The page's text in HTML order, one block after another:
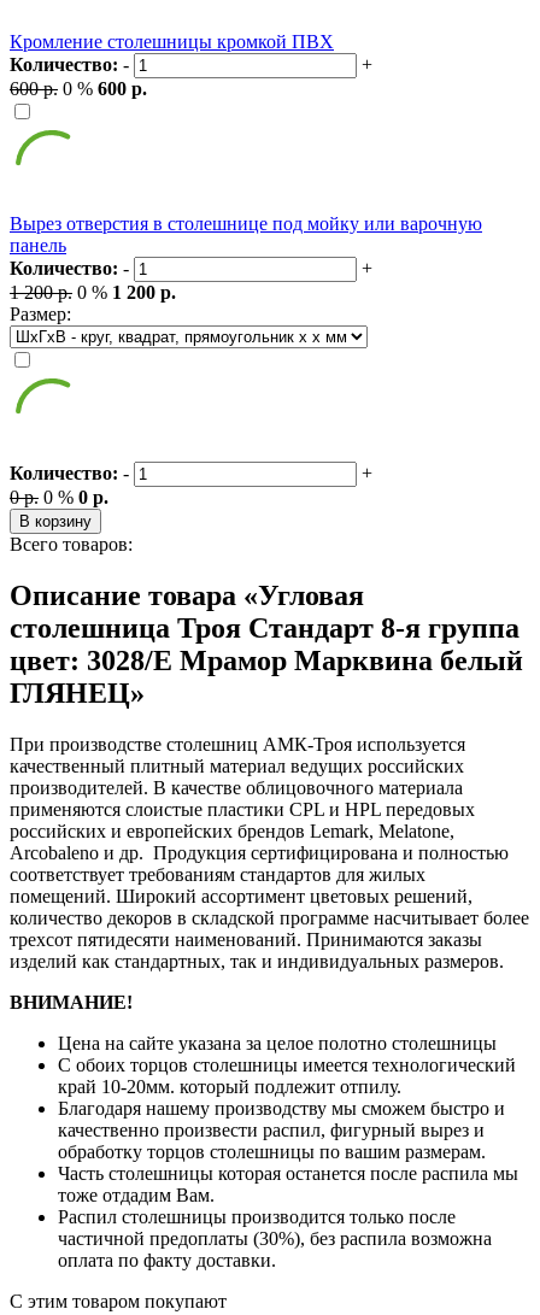
Кромление столешницы кромкой ПВХ
Количество: -
+
600 р. 0 % 600 р.
Вырез отверстия в столешнице под мойку или варочную
панель
Количество: -
+
1 200 р. 0 % 1 200 р.
Размер:
Количество: -
+
0 р. 0 % 0 р.
В корзину
Всего товаров:
Описание товара «Угловая
столешница Троя Стандарт 8-я группа
цвет: 3028/E Мрамор Марквина белый
ГЛЯНЕЦ»
При производстве столешниц АМК-Троя используется
качественный плитный материал ведущих российских
производителей. В качестве облицовочного материала
применяются слоистые пластики CPL и HPL передовых
российских и европейских брендов Lemark, Melatone,
Arcobaleno и др. Продукция сертифицирована и полностью
соответствует требованиям стандартов для жилых
помещений. Широкий ассортимент цветовых решений,
количество декоров в складской программе насчитывает более
трехсот пятидесяти наименований. Принимаются заказы
изделий как стандартных, так и индивидуальных размеров.
ВНИМАНИЕ!
Цена на сайте указана за целое полотно столешницы
С обоих торцов столешницы имеется технологический
край 10-20мм. который подлежит отпилу.
Благодаря нашему производству мы сможем быстро и
качественно произвести распил, фигурный вырез и
обработку торцов столешницы по вашим размерам.
Часть столешницы которая останется после распила мы
тоже отдадим Вам.
Распил столешницы производится только после
частичной предоплаты (30%), без распила возможна
оплата по факту доставки.
С этим товаром покупают